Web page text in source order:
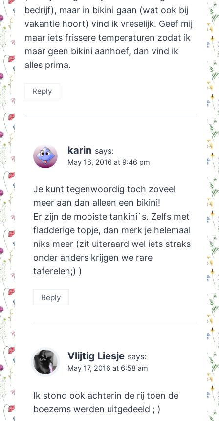
bedrijf), maar in bikini gaan (wat ook bij
vakantie hoort) vind ik vreselijk. Geef mij
maar iets frissere temperaturen zodat ik
maar geen bikini aanhoef, dan vind ik
alles prima.
Reply
karin says:
May 16, 2016 at 9:46 pm
Je kunt tegenwoordig toch zoveel
meer aan dan alleen een bikini!
Er zijn de mooiste tankini`s. Zelfs met
fladderige topje, dan merk je helemaal
niks meer (zit uiteraard wel iets straks
onder anders krijgen we rare
taferelen;) )
Reply
Vlijtig Liesje says:
May 17, 2016 at 6:58 am
Ik stond ook achterin de rij toen de
boezems werden uitgedeeld ; )